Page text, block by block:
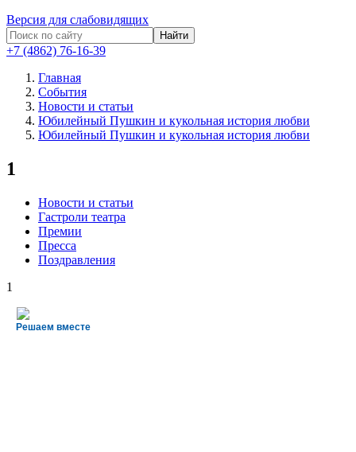
Версия для слабовидящих
Найти
+7 (4862) 76-16-39
Главная
События
Новости и статьи
Юбилейный Пушкин и кукольная история любви
Юбилейный Пушкин и кукольная история любви
1
Новости и статьи
Гастроли театра
Премии
Пресса
Поздравления
1
Решаем вместе